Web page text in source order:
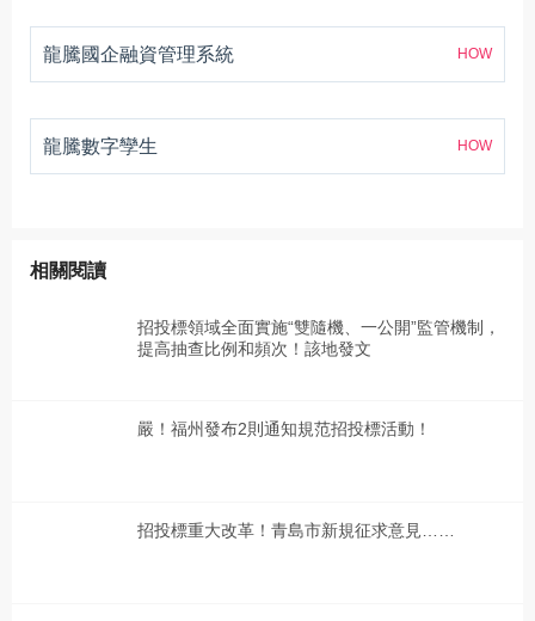
龍騰國企融資管理系統 HOW
龍騰數字孿生 HOW
相關閱讀
招投標領域全面實施“雙隨機、一公開”監管機制，
提高抽查比例和頻次！該地發文
嚴！福州發布2則通知規范招投標活動！
招投標重大改革！青島市新規征求意見……